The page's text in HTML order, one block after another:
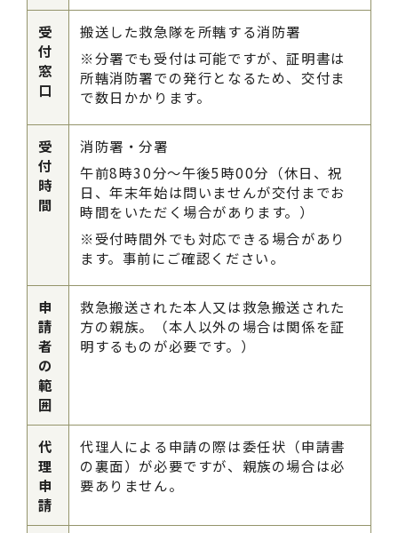
受
付
窓
口
搬送した救急隊を所轄する消防署
※分署でも受付は可能ですが、証明書は
所轄消防署での発行となるため、交付ま
で数日かかります。
受
付
時
間
消防署・分署
午前8時30分～午後5時00分（休日、祝
日、年末年始は問いませんが交付までお
時間をいただく場合があります。）
※受付時間外でも対応できる場合があり
ます。事前にご確認ください。
申
請
者
の
範
囲
救急搬送された本人又は救急搬送された
方の親族。（本人以外の場合は関係を証
明するものが必要です。）
代
理
申
請
代理人による申請の際は委任状（申請書
の裏面）が必要ですが、親族の場合は必
要ありません。